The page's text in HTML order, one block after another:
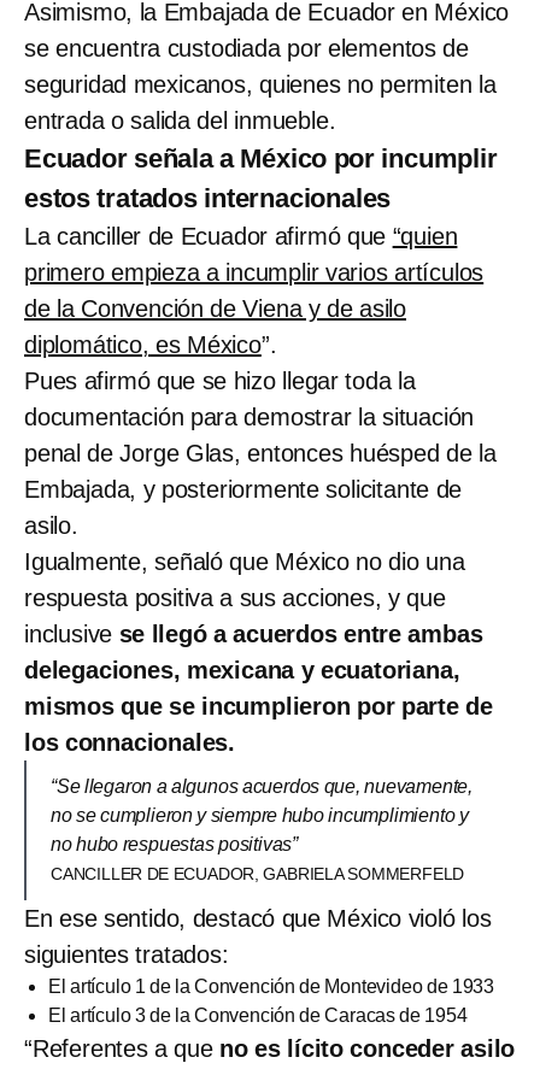
Asimismo, la Embajada de Ecuador en México
se encuentra custodiada por elementos de
seguridad mexicanos, quienes no permiten la
entrada o salida del inmueble.
Ecuador señala a México por incumplir
estos tratados internacionales
La canciller de Ecuador afirmó que “quien
primero empieza a incumplir varios artículos
de la Convención de Viena y de asilo
diplomático, es México”.
Pues afirmó que se hizo llegar toda la
documentación para demostrar la situación
penal de Jorge Glas, entonces huésped de la
Embajada, y posteriormente solicitante de
asilo.
Igualmente, señaló que México no dio una
respuesta positiva a sus acciones, y que
inclusive se llegó a acuerdos entre ambas
delegaciones, mexicana y ecuatoriana,
mismos que se incumplieron por parte de
los connacionales.
“Se llegaron a algunos acuerdos que, nuevamente,
no se cumplieron y siempre hubo incumplimiento y
no hubo respuestas positivas”
CANCILLER DE ECUADOR, GABRIELA SOMMERFELD
En ese sentido, destacó que México violó los
siguientes tratados:
El artículo 1 de la Convención de Montevideo de 1933
El artículo 3 de la Convención de Caracas de 1954
“Referentes a que no es lícito conceder asilo